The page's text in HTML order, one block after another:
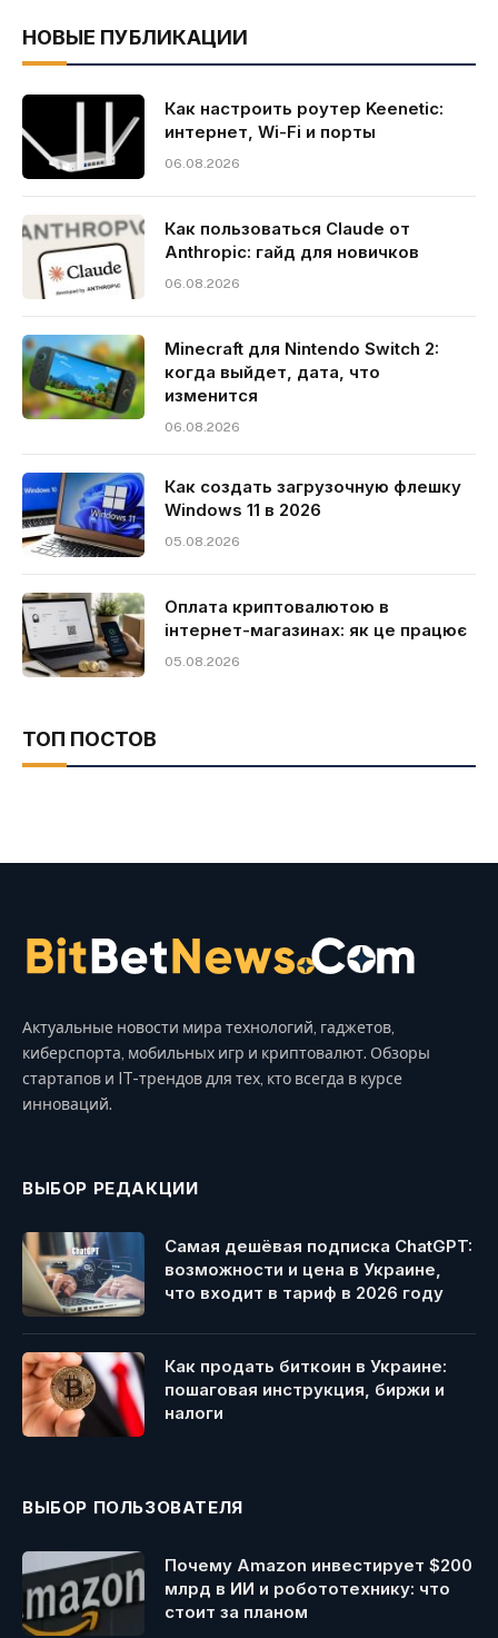
НОВЫЕ ПУБЛИКАЦИИ
Как настроить роутер Keenetic:
интернет, Wi-Fi и порты
06.08.2026
Как пользоваться Claude от
Anthropic: гайд для новичков
06.08.2026
Minecraft для Nintendo Switch 2:
когда выйдет, дата, что
изменится
06.08.2026
Как создать загрузочную флешку
Windows 11 в 2026
05.08.2026
Оплата криптовалютою в
інтернет-магазинах: як це працює
05.08.2026
ТОП ПОСТОВ
Актуальные новости мира технологий, гаджетов,
киберспорта, мобильных игр и криптовалют. Обзоры
стартапов и IT-трендов для тех, кто всегда в курсе
инноваций.
ВЫБОР РЕДАКЦИИ
Самая дешёвая подписка ChatGPT:
возможности и цена в Украине,
что входит в тариф в 2026 году
Как продать биткоин в Украине:
пошаговая инструкция, биржи и
налоги
ВЫБОР ПОЛЬЗОВАТЕЛЯ
Почему Amazon инвестирует $200
млрд в ИИ и робототехнику: что
стоит за планом